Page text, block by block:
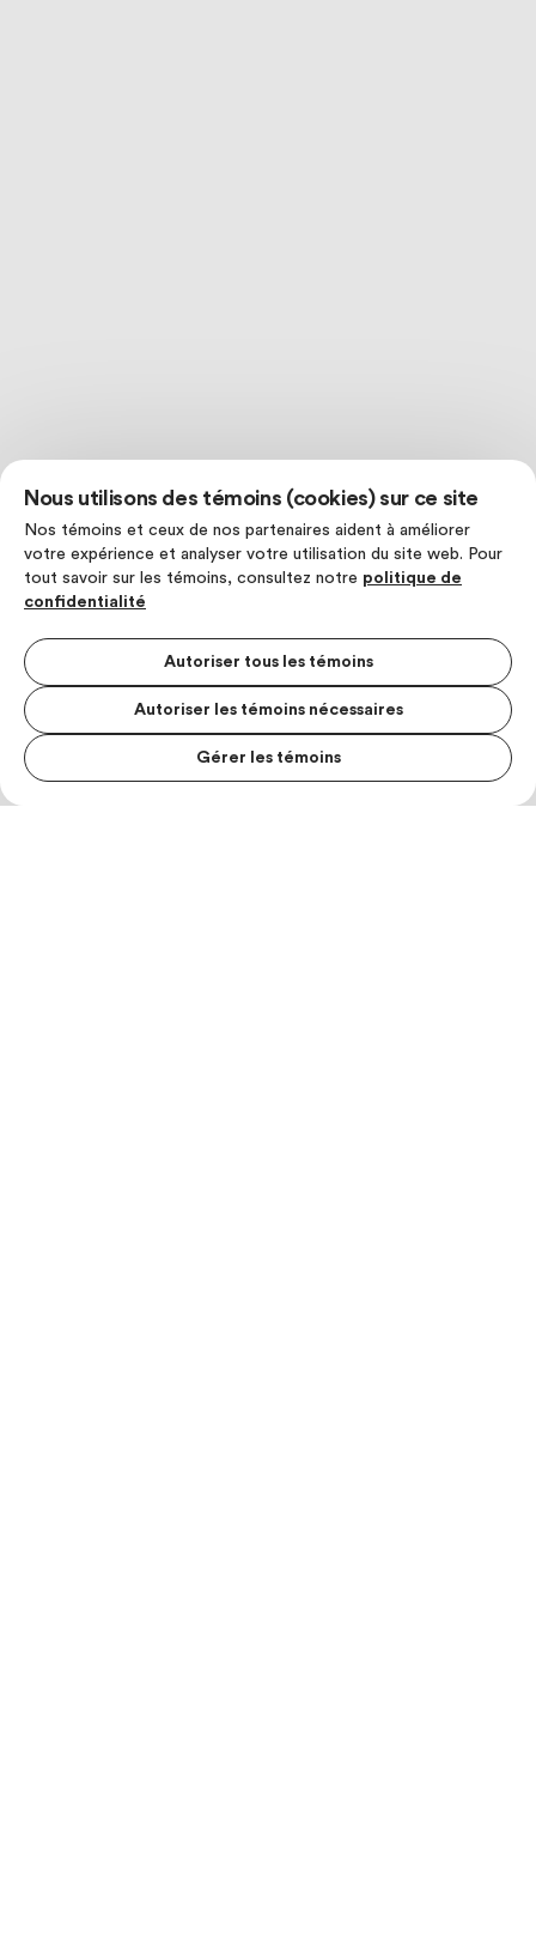
Nous utilisons des témoins (cookies) sur ce site
Nos témoins et ceux de nos partenaires aident à améliorer
votre expérience et analyser votre utilisation du site web. Pour
tout savoir sur les témoins, consultez notre politique de
confidentialité
Autoriser tous les témoins
Autoriser les témoins nécessaires
Gérer les témoins
MENU